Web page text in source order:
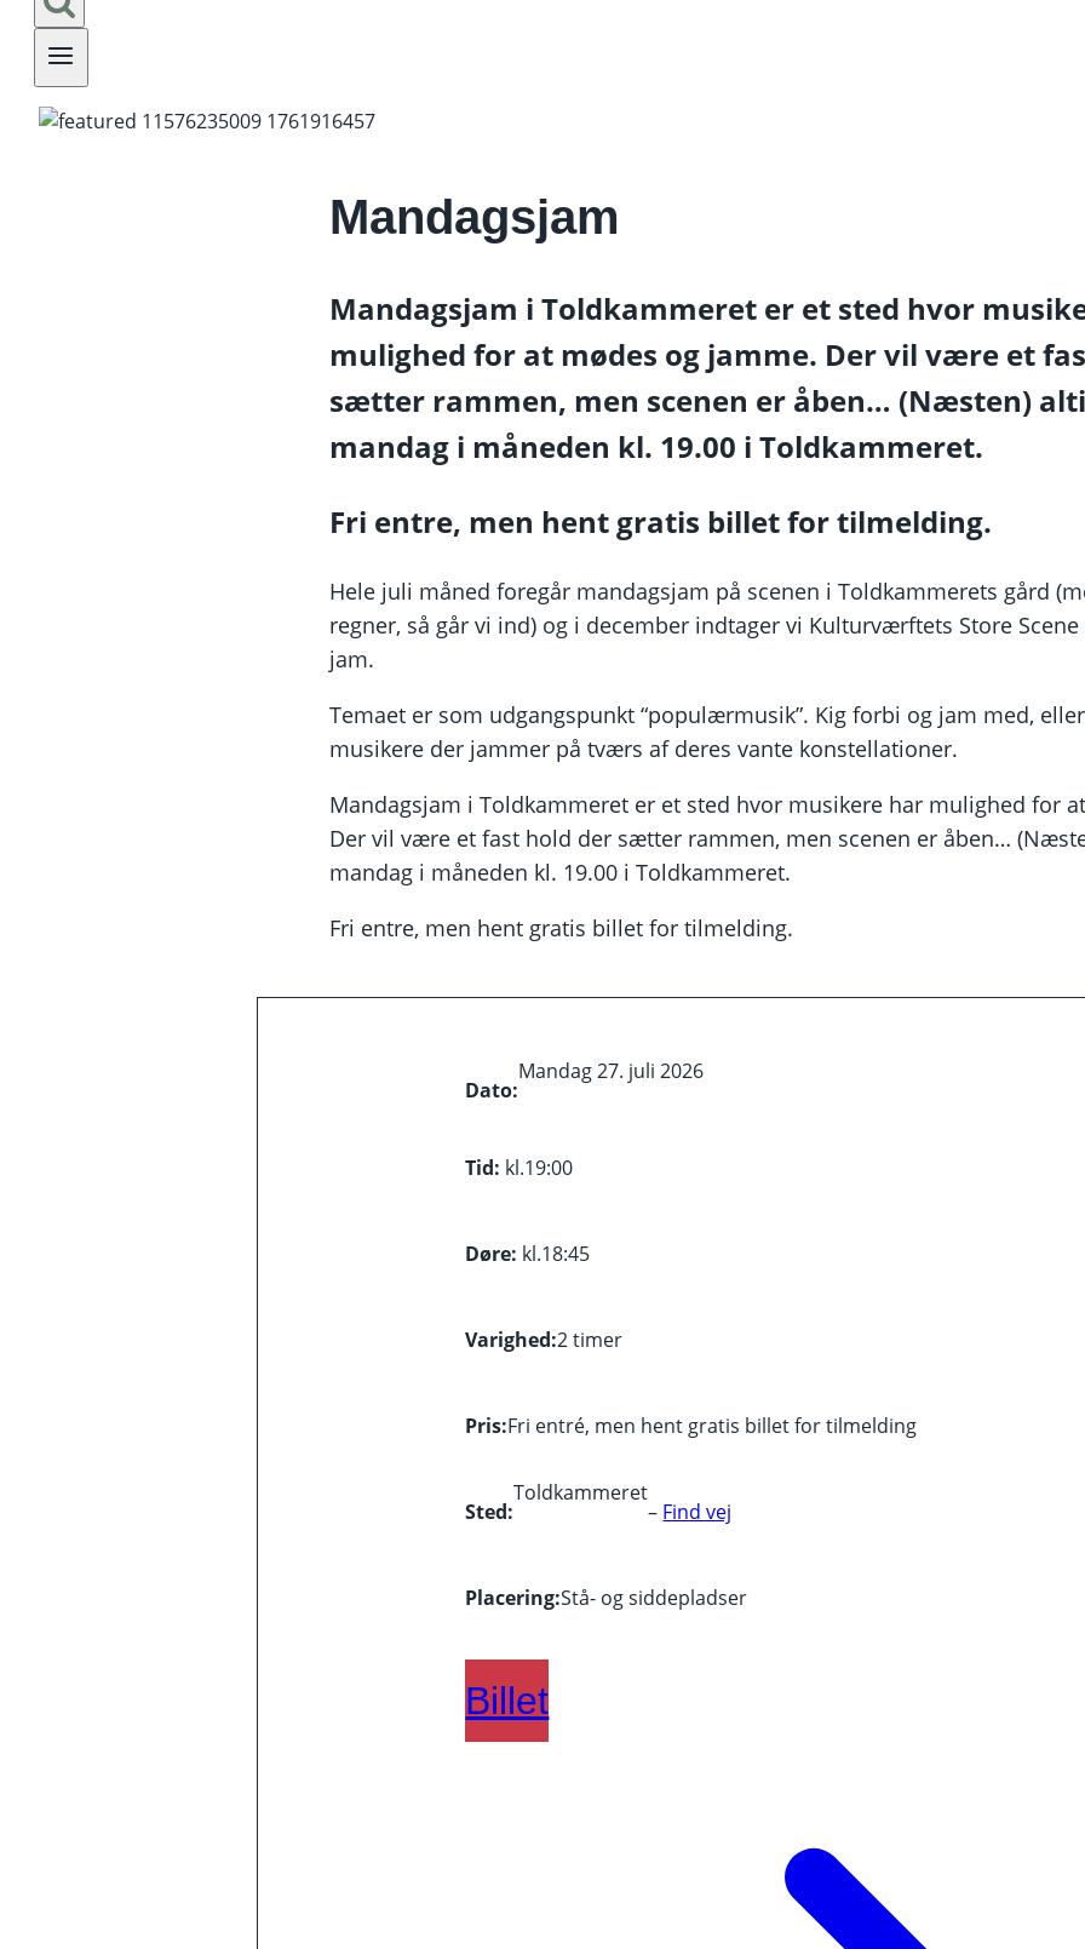
Mandagsjam
Mandagsjam i Toldkammeret er et sted hvor
mulighed for at mødes og jamme. Der vil være et
sætter rammen, men scenen er åben… (Næsten)
mandag i måneden kl. 19.00 i Toldkammeret.
Fri entre, men hent gratis billet for tilmelding.
Hele juli måned foregår mandagsjam på scenen i Toldkammerets gård
regner, så går vi ind) og i december indtager vi Kulturværftets Store
jam.
Temaet er som udgangspunkt “populærmusik”. Kig forbi og jam med,
musikere der jammer på tværs af deres vante konstellationer.
Mandagsjam i Toldkammeret er et sted hvor musikere har mulighed for
Der vil være et fast hold der sætter rammen, men scenen er åben…
mandag i måneden kl. 19.00 i Toldkammeret.
Fri entre, men hent gratis billet for tilmelding.
Dato:
Mandag 27. juli 2026
Tid: kl.19:00
Døre: kl.18:45
Varighed:2 timer
Pris:Fri entré, men hent gratis billet for tilmelding
Sted:
Toldkammeret
– Find vej
Placering:Stå- og siddepladser
Billet